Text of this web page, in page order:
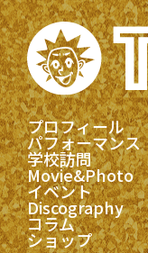
プロフィール
パフォーマンス
学校訪問
Movie&Photo
イベント
Discography
コラム
ショップ